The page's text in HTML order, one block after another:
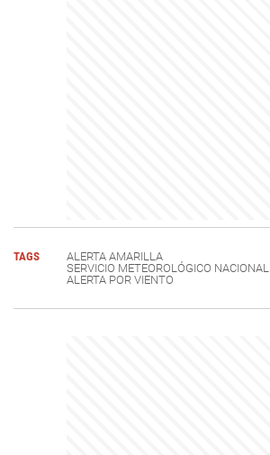
TAGS
ALERTA AMARILLA
SERVICIO METEOROLÓGICO NACIONAL
ALERTA POR VIENTO